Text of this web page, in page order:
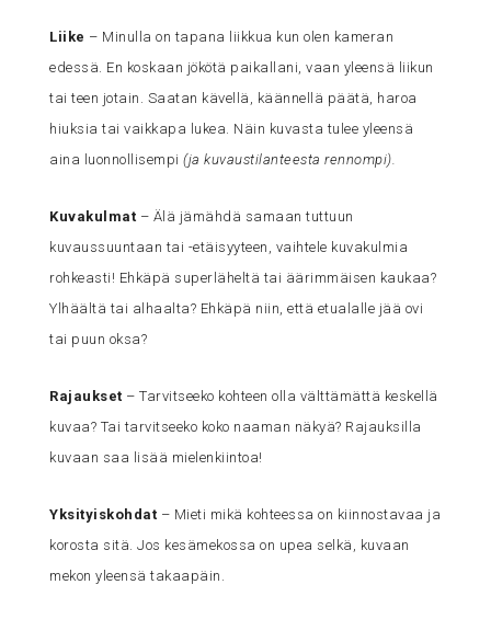
Liike – Minulla on tapana liikkua kun olen kameran
edessä. En koskaan jökötä paikallani, vaan yleensä liikun
tai teen jotain. Saatan kävellä, käännellä päätä, haroa
hiuksia tai vaikkapa lukea. Näin kuvasta tulee yleensä
aina luonnollisempi (ja kuvaustilanteesta rennompi).
Kuvakulmat – Älä jämähdä samaan tuttuun
kuvaussuuntaan tai -etäisyyteen, vaihtele kuvakulmia
rohkeasti! Ehkäpä superläheltä tai äärimmäisen kaukaa?
Ylhäältä tai alhaalta? Ehkäpä niin, että etualalle jää ovi
tai puun oksa?
Rajaukset – Tarvitseeko kohteen olla välttämättä keskellä
kuvaa? Tai tarvitseeko koko naaman näkyä? Rajauksilla
kuvaan saa lisää mielenkiintoa!
Yksityiskohdat – Mieti mikä kohteessa on kiinnostavaa ja
korosta sitä. Jos kesämekossa on upea selkä, kuvaan
mekon yleensä takaapäin.